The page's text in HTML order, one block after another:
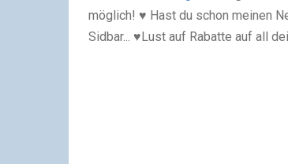
möglich! ♥ Hast du schon meinen
Sidbar... ♥Lust auf Rabatte auf all